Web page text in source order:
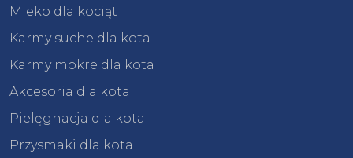
Mleko dla kociąt
Karmy suche dla kota
Karmy mokre dla kota
Akcesoria dla kota
Pielęgnacja dla kota
Przysmaki dla kota